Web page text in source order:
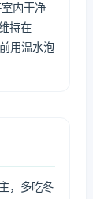
内干净
持在
用温水泡
，多吃冬